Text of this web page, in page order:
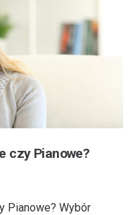
czy Pianowe?
Pianowe? Wybór